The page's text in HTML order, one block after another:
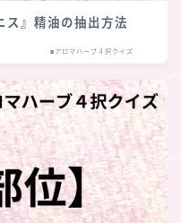
ス』精油の抽出方法
■アロマハーブ４択クイズ